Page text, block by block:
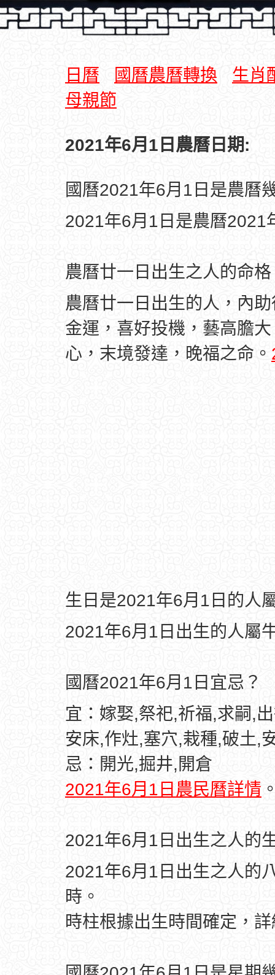
日曆 國曆農曆轉換
生肖
母親節
2021年6月1日農曆日期:
國曆2021年6月1日是農曆
2021年6月1日是農曆2021
農曆廿一日出生之人的命
農曆廿一日出生的人，內
金運，喜好投機，藝高膽
心，末境發達，晚福之命。
生日是2021年6月1日的人
2021年6月1日出生的人屬
國曆2021年6月1日宜忌？
宜：嫁娶,祭祀,祈福,求嗣,
安床,作灶,塞穴,栽種,破土,
忌：開光,掘井,開倉
2021年6月1日農民曆詳情
2021年6月1日出生之人的
2021年6月1日出生之人的
時。
時柱根據出生時間確定，